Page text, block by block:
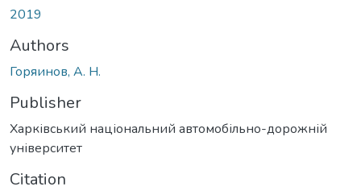
2019
Authors
Горяинов, А. Н.
Publisher
Харківський національний автомобільно-дорожній
університет
Citation